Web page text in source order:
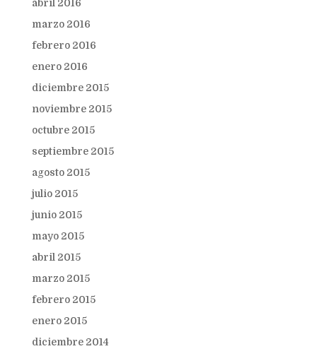
abril 2016
marzo 2016
febrero 2016
enero 2016
diciembre 2015
noviembre 2015
octubre 2015
septiembre 2015
agosto 2015
julio 2015
junio 2015
mayo 2015
abril 2015
marzo 2015
febrero 2015
enero 2015
diciembre 2014